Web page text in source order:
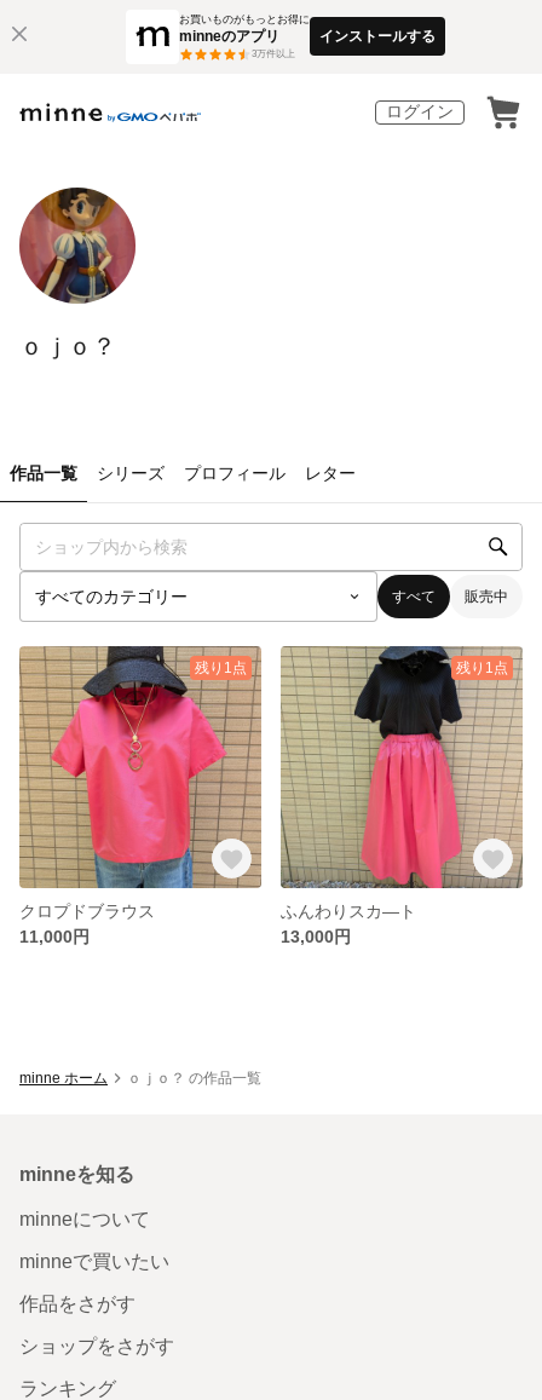
お買いものがもっとお得に
minneのアプリ
3万件以上
インストールする
ログイン
ｏｊｏ？
作品一覧 シリーズ プロフィール レター
すべて 販売中
残り1点
クロプドブラウス
11,000円
残り1点
ふんわりスカ―ト
13,000円
minne ホーム ｏｊｏ？ の作品一覧
minneを知る
minneについて
minneで買いたい
作品をさがす
ショップをさがす
ランキング